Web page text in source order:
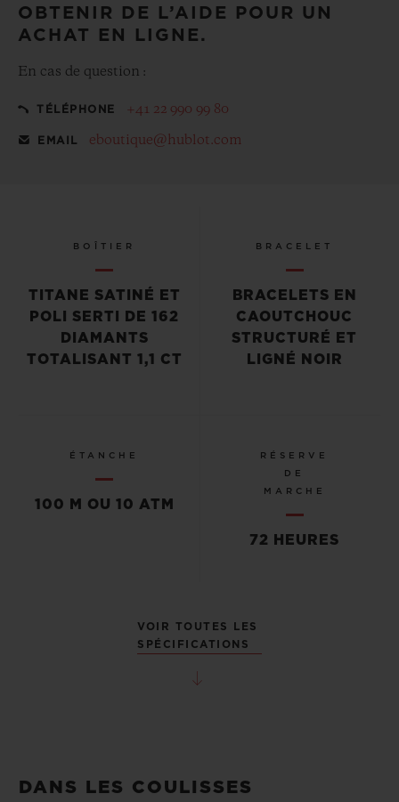
OBTENIR DE L’AIDE POUR UN
ACHAT EN LIGNE.
En cas de question :
TÉLÉPHONE +41 22 990 99 80
EMAIL eboutique@hublot.com
BOÎTIER
TITANE SATINÉ ET
POLI SERTI DE 162
DIAMANTS
TOTALISANT 1,1 CT
BRACELET
BRACELETS EN
CAOUTCHOUC
STRUCTURÉ ET
LIGNÉ NOIR
ÉTANCHE
100 M OU 10 ATM
RÉSERVE
DE
MARCHE
72 HEURES
VOIR TOUTES LES
SPÉCIFICATIONS
DANS LES COULISSES